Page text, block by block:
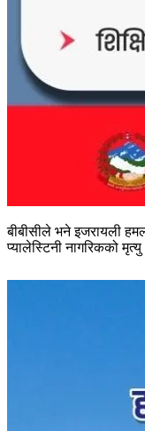
बीबीसीले भने इजरायली
प्यालेस्टिनी नागरिकको